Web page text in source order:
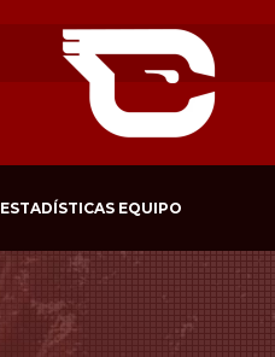
ESTADÍSTICAS EQUIPO